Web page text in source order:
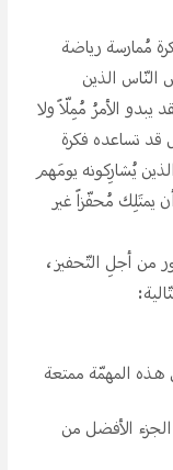
مُمارسة رياضة
النّاس الذين
يبدو الأمرُ مُمِلّاََ ولا
تساعده فكرة
يُشارِكونه يومَهم
يمتَلِك مُحفّزاََ غير
من أجلِ التّحفيز،
المهمّة ممتعة
الأفضل من